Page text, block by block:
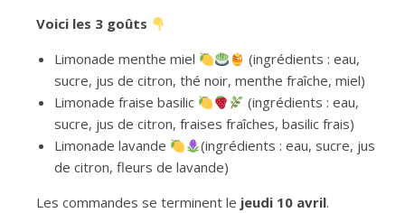
Voici les 3 goûts
Limonade menthe miel
(ingrédients : eau,
sucre, jus de citron, thé noir, menthe fraîche, miel)
Limonade fraise basilic
(ingrédients : eau,
sucre, jus de citron, fraises fraîches, basilic frais)
Limonade lavande
(ingrédients : eau, sucre, jus
de citron, fleurs de lavande)
Les commandes se terminent le jeudi 10 avril.